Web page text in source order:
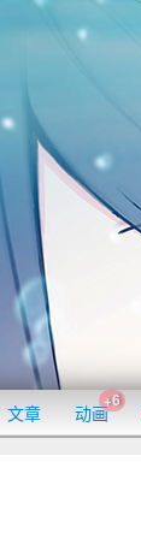
文章 动画
+6